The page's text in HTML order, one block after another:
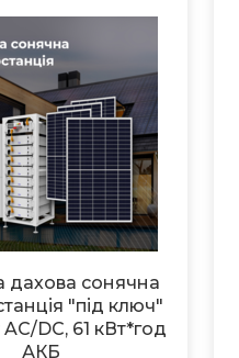
дахова сонячна
"під ключ"
DC, 61 кВт*год
АКБ